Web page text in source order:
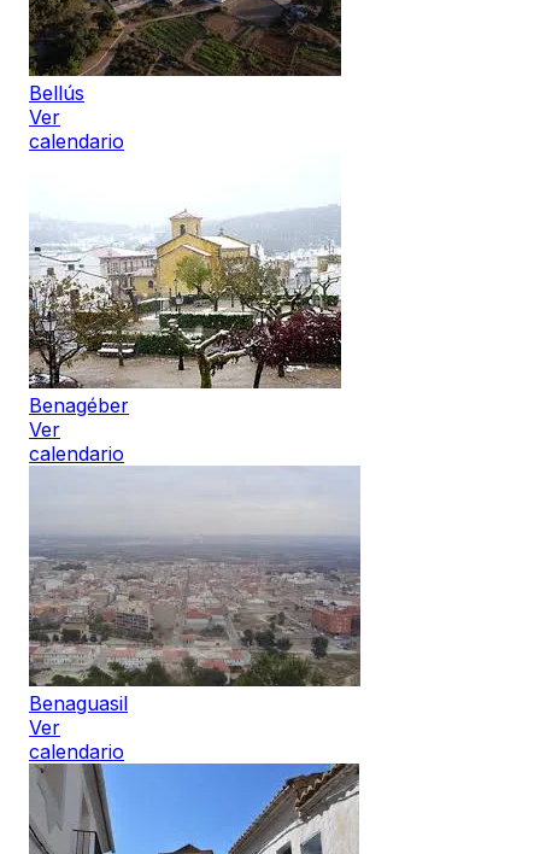
Bellús
Ver
calendario
Benagéber
Ver
calendario
Benaguasil
Ver
calendario